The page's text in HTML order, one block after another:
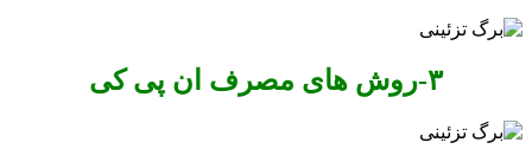
۳- روش های مصرف ان پی کی